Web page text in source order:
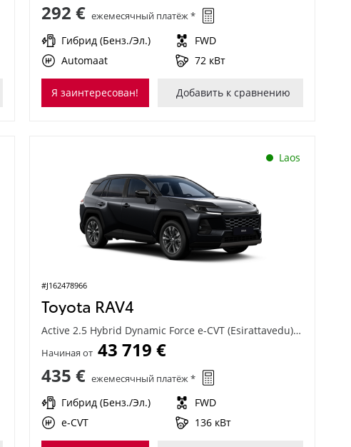
292 € ежемесячный платёж *
Гибрид (Бенз./Эл.)
FWD
Automaat
72 кВт
Я заинтересован! Добавить к сравнению
Laos
#J162478966
Toyota RAV4
Active 2.5 Hybrid Dynamic Force e-CVT (Esirattavedu) (136 kW)
Начиная от 43 719 €
435 € ежемесячный платёж *
Гибрид (Бенз./Эл.)
FWD
e-CVT
136 кВт